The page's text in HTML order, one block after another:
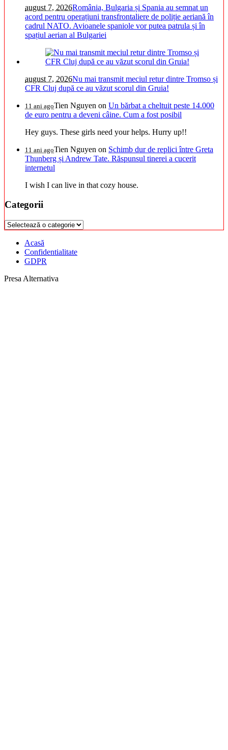
august 7, 2026România, Bulgaria și Spania au semnat un
acord pentru operațiuni transfrontaliere de poliție aeriană în
cadrul NATO. Avioanele spaniole vor putea patrula și în
spațiul aerian al Bulgariei
august 7, 2026Nu mai transmit meciul retur dintre Tromso și
CFR Cluj după ce au văzut scorul din Gruia!
11 ani agoTien Nguyen on Un bărbat a cheltuit peste 14.000
de euro pentru a deveni câine. Cum a fost posibil
Hey guys. These girls need your helps. Hurry up!!
11 ani agoTien Nguyen on Schimb dur de replici între Greta
Thunberg și Andrew Tate. Răspunsul tinerei a cucerit
internetul
I wish I can live in that cozy house.
Categorii
Categorii
Acasă
Confidentialitate
GDPR
Presa Alternativa